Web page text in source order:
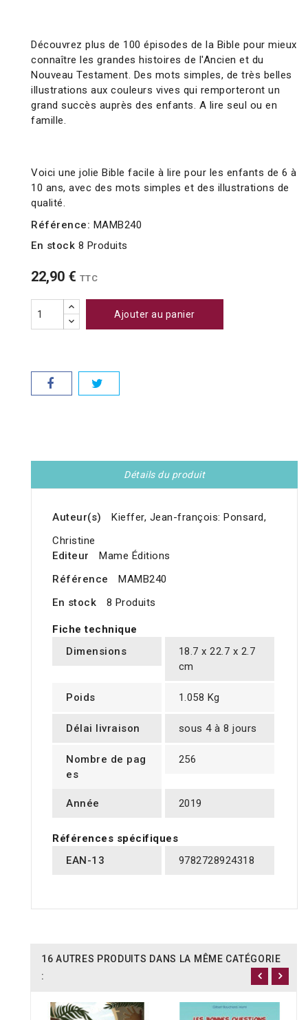
Découvrez plus de 100 épisodes de la Bible pour mieux
connaître les grandes histoires de l'Ancien et du
Nouveau Testament. Des mots simples, de très belles
illustrations aux couleurs vives qui remporteront un
grand succès auprès des enfants. A lire seul ou en
famille.
Voici une jolie Bible facile à lire pour les enfants de 6 à
10 ans, avec des mots simples et des illustrations de
qualité.
Référence: MAMB240
En stock 8 Produits
22,90 € TTC
Ajouter au panier
Détails du produit
Auteur(s)
Kieffer, Jean-françois: Ponsard,
Christine
Editeur
Mame Éditions
Référence
MAMB240
En stock
8 Produits
Fiche technique
Dimensions
18.7 x 22.7 x 2.7
cm
Poids 1.058 Kg
Délai livraison sous 4 à 8 jours
Nombre de pag
es
256
Année 2019
Références spécifiques
EAN-13
9782728924318
16 AUTRES PRODUITS DANS LA MÊME CATÉGORIE
: